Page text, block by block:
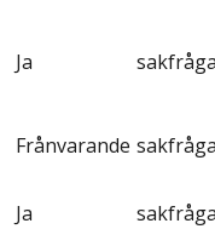
Ja
Frånvarande
Ja